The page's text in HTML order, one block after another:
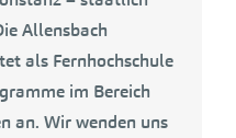
Allensbach
als Fernhochschule
im Bereich
an. Wir wenden uns